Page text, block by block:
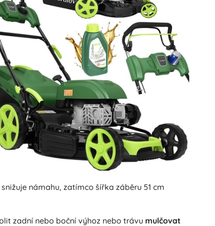
námahu, zatímco šířka záběru 51 cm
zadní nebo boční výhoz nebo trávu mulčovat